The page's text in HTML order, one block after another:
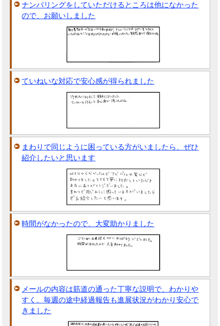
ナンバリングをしていただけるところは他になかった
ので、お願いしました
ていねいな対応で安心感が得られました
まわりで同じように困っている方がいましたら、ぜひ
紹介したいと思います
時間がなかったので、大変助かりました
メールの内容は筋道の通った丁寧な説明で、わかりや
すく、毎週の途中経過報告も進展状況がわかり安心で
きました